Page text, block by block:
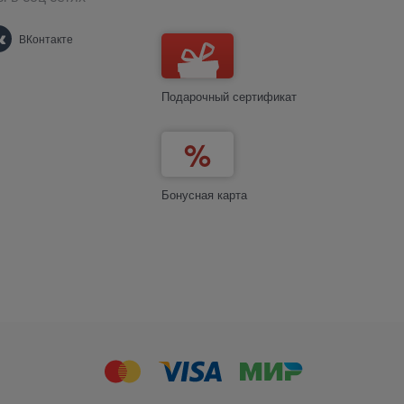
ВКонтакте
Подарочный сертификат
Бонусная карта